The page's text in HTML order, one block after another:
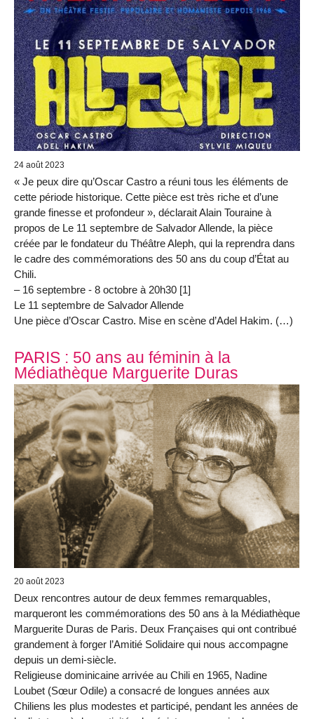
24 août 2023
« Je peux dire qu’Oscar Castro a réuni tous les éléments de
cette période historique. Cette pièce est très riche et d’une
grande finesse et profondeur », déclarait Alain Touraine à
propos de Le 11 septembre de Salvador Allende, la pièce
créée par le fondateur du Théâtre Aleph, qui la reprendra dans
le cadre des commémorations des 50 ans du coup d’État au
Chili.
– 16 septembre - 8 octobre à 20h30 [1]
Le 11 septembre de Salvador Allende
Une pièce d’Oscar Castro. Mise en scène d’Adel Hakim. (…)
PARIS : 50 ans au féminin à la
Médiathèque Marguerite Duras
20 août 2023
Deux rencontres autour de deux femmes remarquables,
marqueront les commémorations des 50 ans à la Médiathèque
Marguerite Duras de Paris. Deux Françaises qui ont contribué
grandement à forger l’Amitié Solidaire qui nous accompagne
depuis un demi-siècle.
Religieuse dominicaine arrivée au Chili en 1965, Nadine
Loubet (Sœur Odile) a consacré de longues années aux
Chiliens les plus modestes et participé, pendant les années de